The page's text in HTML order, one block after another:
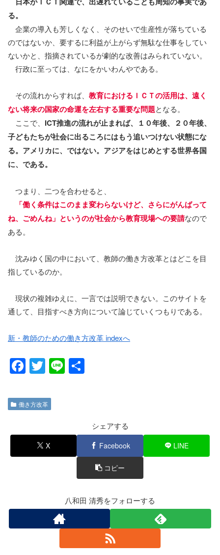
る。
企業の導入も芳しくなく、そのせいで生産性が落ちている
のではないか、要するに利益が上がらず無駄な仕事をしてい
ないかと、指摘されているが劇的な改善はみられていない。
行政に至っては、なにをかいわんやである。
その流れからすれば、 教育におけるＩＣＴの活用は、遠く
ない将来の国家の命運を左右する重要な問題となる。
ここで、 ICT推進の流れが止まれば、１０年後、２０年後、
子どもたちが社会に出るころにはもう追いつけない状態にな
る。アメリカに、ではない。アジアをはじめとする世界各国
に、である。
つまり、二つを合わせると、
「働く条件はこのまま変わらないけど、さらにがんばって
ね、ごめんね」というのが社会から教育現場への要請なので
ある。
沈みゆく国の中において、教師の働き方改革とはどこを目
指しているのか。
現状の複雑ゆえに、一言では説明できない。このサイトを
通して、目指すべき方向について論じていくつもりである。
新・教師のための働き方改革 indexへ
F
c
e
b
o
T
tt
er
Li
働き方改革
シェアする
X Facebook LINE
コピー
八和田 清秀をフォローする